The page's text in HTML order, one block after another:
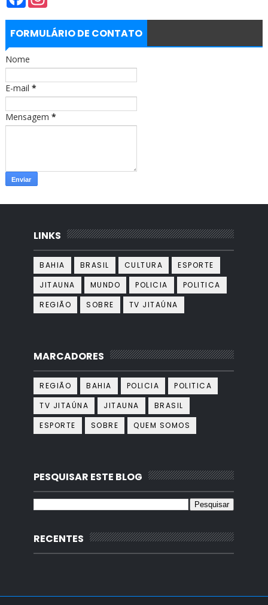
e
b
o
k
t
a
r
m
FORMULÁRIO DE CONTATO
Nome
E-mail *
Mensagem *
LINKS
BAHIA BRASIL CULTURA
ESPORTE
JITAUNA
MUNDO POLICIA
POLITICA
REGIÃO
SOBRE TV JITAÚNA
MARCADORES
REGIÃO BAHIA POLICIA
POLITICA
TV JITAÚNA
JITAUNA
BRASIL
ESPORTE
SOBRE QUEM SOMOS
PESQUISAR ESTE BLOG
RECENTES